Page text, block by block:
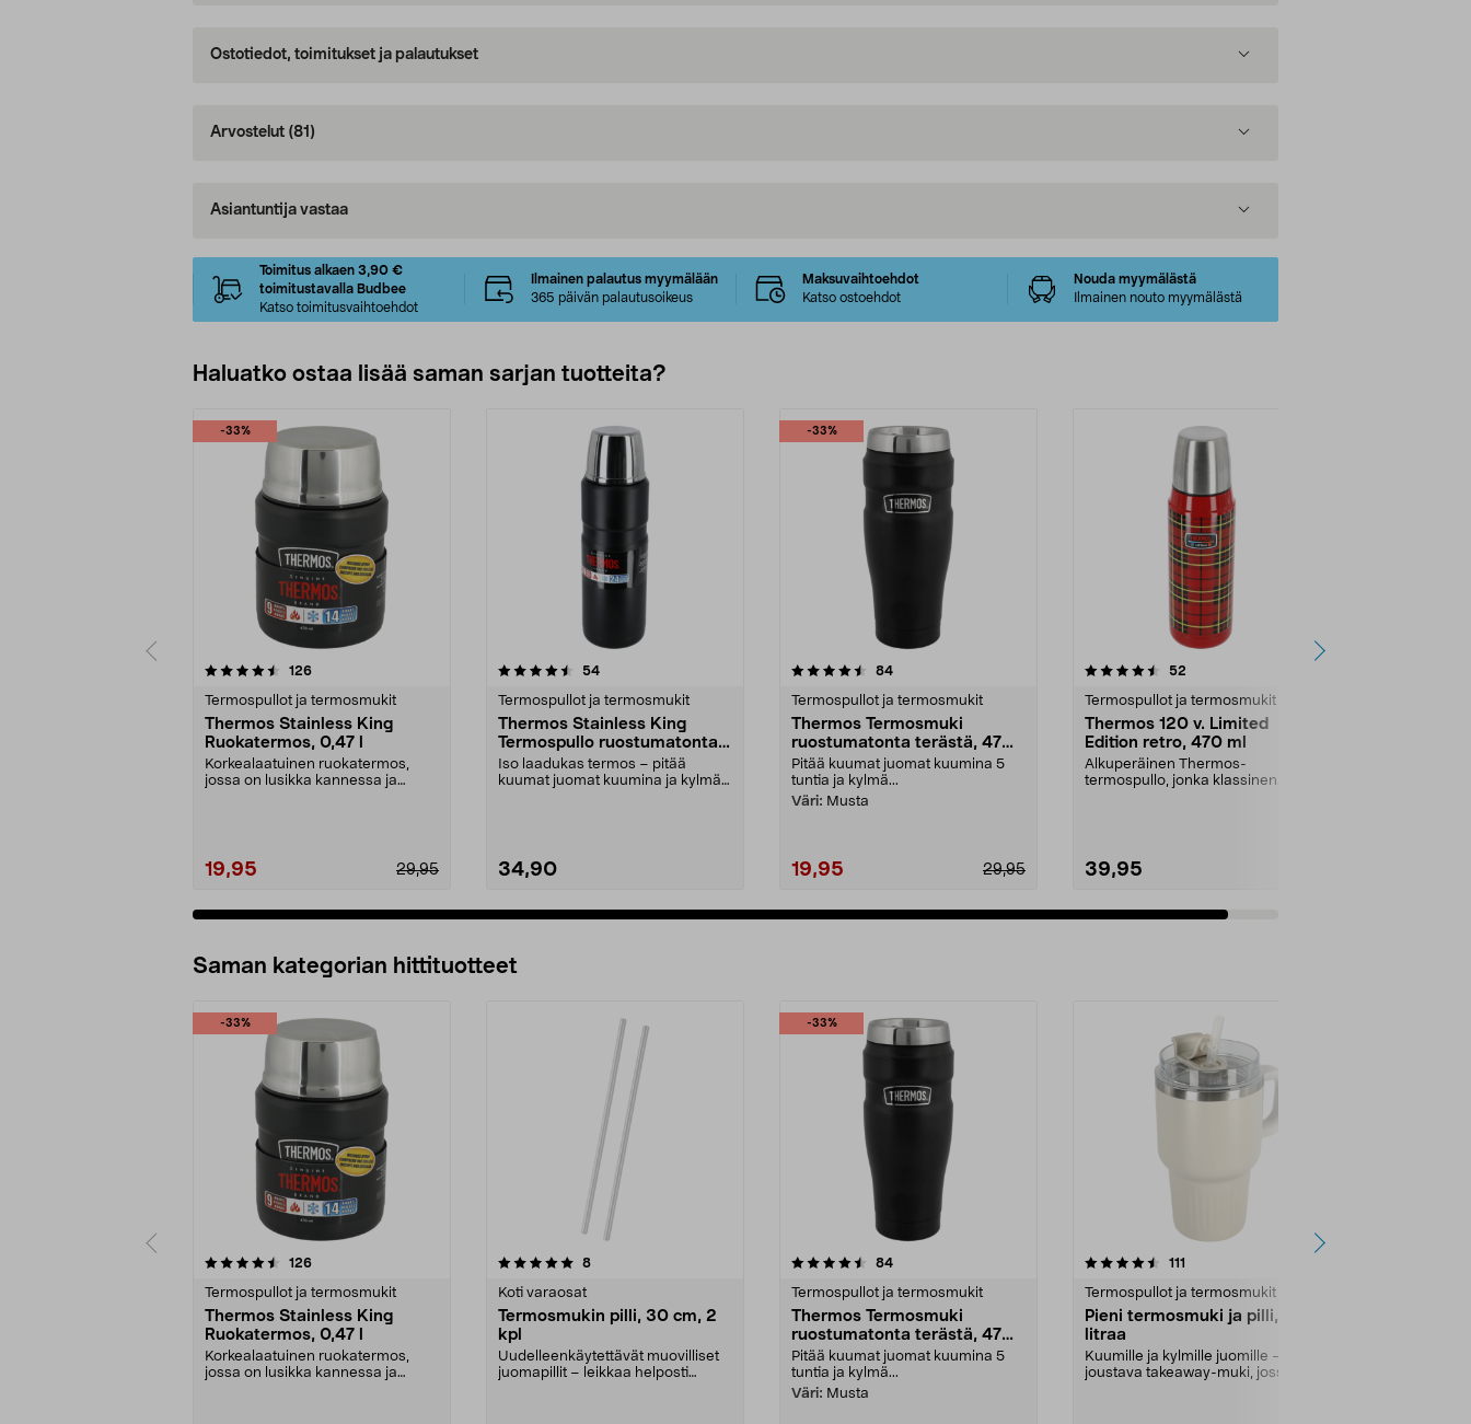
Ostotiedot, toimitukset ja palautukset
Arvostelut (81)
Asiantuntija vastaa
Toimitus alkaen 3,90 €
toimitustavalla Budbee
Katso toimitusvaihtoehdot
Ilmainen palautus myymälään
365 päivän palautusoikeus
Maksuvaihtoehdot
Katso ostoehdot
Nouda myymälästä
Ilmainen nouto myymälästä
Haluatko ostaa lisää saman sarjan tuotteita?
-33%
126arvostelut
Termospullot ja termosmukit
Thermos Stainless King
Ruokatermos, 0,47 l
Korkealaatuinen ruokatermos,
jossa on lusikka kannessa ja
29,95
19,95
4.5viidestä
54arvostelut
Termospullot ja termosmukit
Thermos Stainless King
Termospullo ruostumatonta
terästä, 1,2 l
Iso laadukas termos – pitää
kuumat juomat kuumina ja kylmät
34,90
-33%
4.5viidestä
84arvostelut
Termospullot ja termosmukit
Thermos Termosmuki
ruostumatonta terästä, 470
ml
Pitää kuumat juomat kuumina 5
tuntia ja kylmä...
Väri: Musta
29,95
19,95
4.5viidestä
52
Termospullot ja termosmukit
Thermos 120 v. Limited
Edition retro, 470 ml
Alkuperäinen Thermos-
termospullo, jonka klassinen
39,95
Saman kategorian hittituotteet
-33%
126arvostelut
Termospullot ja termosmukit
Thermos Stainless King
Ruokatermos, 0,47 l
Korkealaatuinen ruokatermos,
jossa on lusikka kannessa ja
5.0 viidestä
8arvostelut
Koti varaosat
Termosmukin pilli, 30 cm, 2
kpl
Uudelleenkäytettävät muovilliset
juomapillit – leikkaa helposti
-33%
4.5 viidestä
84arvostelut
Termospullot ja termosmukit
Thermos Termosmuki
ruostumatonta terästä, 470
ml
Pitää kuumat juomat kuumina 5
tuntia ja kylmä...
Väri: Musta
4.5 viidestä
111
Termospullot ja termosmukit
Pieni termosmuki ja pilli, 0,6
litraa
Kuumille ja kylmille juomille –
joustava takeaway-muki, jossa
4.5 viidestä